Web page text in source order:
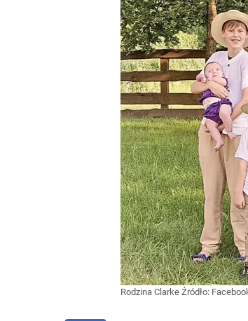
Rodzina Clarke Źródło: